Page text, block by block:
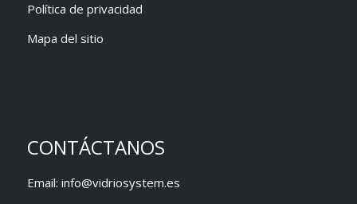
Política de privacidad
Mapa del sitio
CONTÁCTANOS
Email: info@vidriosystem.es